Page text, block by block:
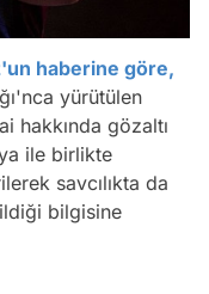
haberine göre,
yürütülen
hakkında gözaltı
ile birlikte
savcılıkta da
bilgisine